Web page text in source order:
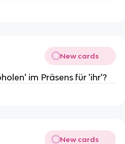
New cards
im Präsens für 'ihr'?
New cards